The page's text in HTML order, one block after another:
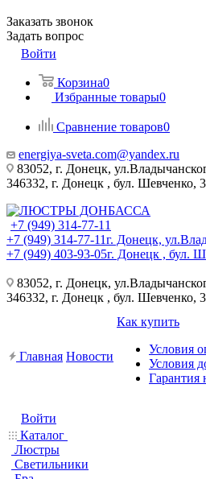
Заказать звонок
Задать вопрос
Войти
Корзина0
Избранные товары0
Сравнение товаров0
energiya-sveta.com@yandex.ru
83052, г. Донецк,
346332, г. Донецк , бул. Шевченко, 3
+7 (949) 314-77-11
+7 (949) 314-77-11г. Донецк,
+7 (949) 403-93-05г. Донецк , бул.
83052, г. Донецк,
346332, г. Донецк , бул. Шевченко, 3
Главная Новости
Как купить
Условия
Условия
Гарантия
Войти
Каталог
Люстры
Светильники